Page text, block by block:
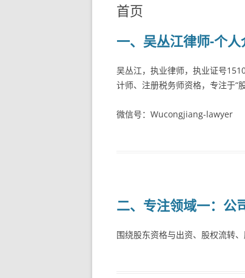
首页
一、吴丛江律师-个
吴丛江，执业律师，执业证号
计师、注册税务师资格，专注于“
微信号：Wucongjiang-lawyer
二、专注领域一：公
围绕股东资格与出资、股权流转